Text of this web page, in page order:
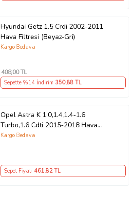
Hyundai Getz 1.5 Crdi 2002-2011
Hava Filtresi (Beyaz-Gri)
Kargo Bedava
408,00 TL
Sepette %14 İndirim 350,88 TL
Opel Astra K 1.0,1.4,1.4-1.6
Turbo,1.6 Cdti 2015-2018 Hava
Filtresi (Beyaz-Gri)
Kargo Bedava
Sepet Fiyatı 461,82 TL